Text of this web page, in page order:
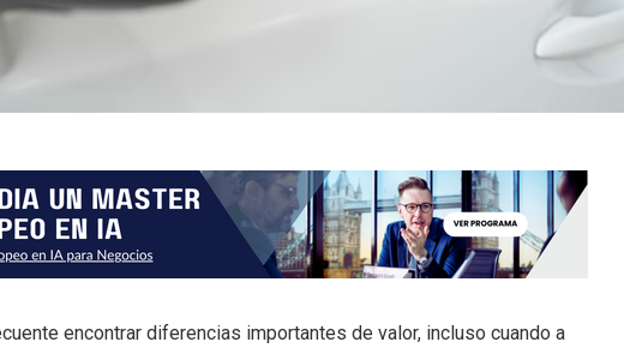
encontrar diferencias importantes de valor, incluso cuando a